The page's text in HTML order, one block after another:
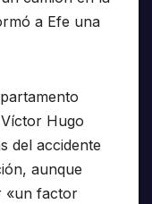
a Efe una
Hugo
del accidente
aunque
«un factor